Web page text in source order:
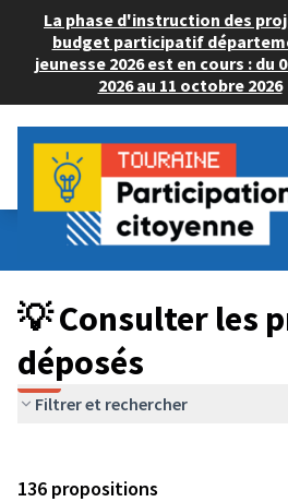
La phase d'instruction des
budget participatif
jeunesse 2026 est en cours : du
2026 au 11 octobre 2026
Budget Participatif JEUNESSE 2024
💡 Consulter les projets déposés
💡 Consulter les
déposés
Filtrer et rechercher
136 propositions